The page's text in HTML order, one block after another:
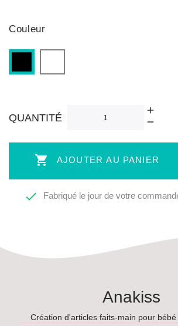
Couleur
QUANTITÉ
 AJOUTER AU PANIER
 Fabriqué le jour de votre
Anakiss
Création d'articles faits-main pour